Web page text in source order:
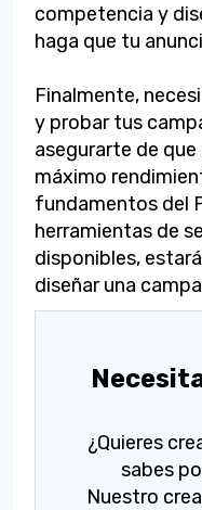
competencia y
haga que tu
Finalmente,
y probar tus
asegurarte de
máximo
fundamentos del
herramientas de
disponibles,
diseñar una
¿Quieres
sabes
Nuestro